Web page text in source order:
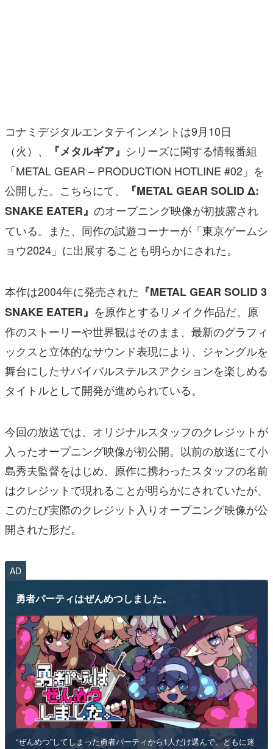
その他
電ファミニコゲーマーとは？
運営：株式会社マレ
コナミデジタルエンタテインメントは9月10日
（火）、
『メタルギア』 シリーズに関する情報番組
「METAL GEAR – PRODUCTION HOTLINE #02」を
公開した。こちらにて、
『METAL GEAR SOLID Δ:
SNAKE EATER』 のオープニング映像が初披露され
ている。また、同作の試遊コーナーが「東京ゲームシ
ョウ2024」に出展することも明らかにされた。
本作は2004年に発売された 『METAL GEAR SOLID 3
SNAKE EATER』 を原作とするリメイク作品だ。原
作のストーリーや世界観はそのまま、最新のグラフィ
ックスと立体的なサウンド表現により、ジャングルを
舞台にしたサバイバルステルスアクションを楽しめる
タイトルとして開発が進められている。
今回の放送では、オリジナルスタッフのクレジットが
入ったオープニング映像が初公開。以前の放送にて小
島秀夫監督をはじめ、原作に携わったスタッフの名前
はクレジットで現れることが明らかにされていたが、
このたび実際のクレジット入りオープニング映像が公
開された形だ。
AD
勇者パーティはぜんめつしました。
“ぜんめつ”してしまった勇者パーティから1人だけ選んで、ともに迷